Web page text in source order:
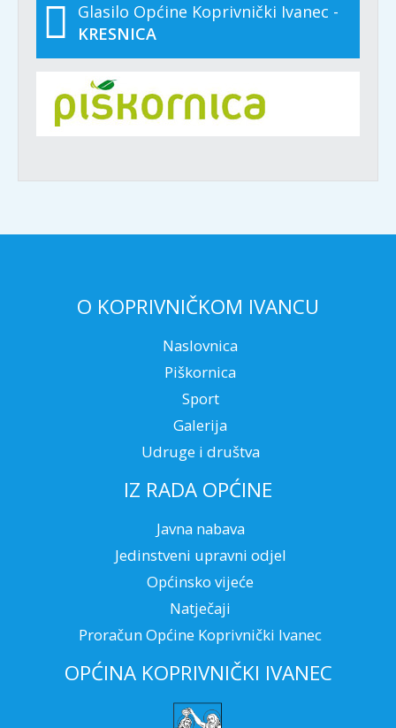
Glasilo Općine Koprivnički Ivanec -
KRESNICA
O KOPRIVNIČKOM IVANCU
Naslovnica
Piškornica
Sport
Galerija
Udruge i društva
IZ RADA OPĆINE
Javna nabava
Jedinstveni upravni odjel
Općinsko vijeće
Natječaji
Proračun Općine Koprivnički Ivanec
OPĆINA KOPRIVNIČKI IVANEC